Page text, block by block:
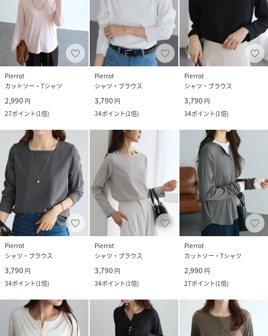
Pierrot
カットソー・Tシャツ
2,990 円
27ポイント(1倍)
Pierrot
シャツ・ブラウス
3,790 円
34ポイント(1倍)
Pierrot
シャツ・ブラウス
3,790 円
34ポイント(1倍)
Pierrot
シャツ・ブラウス
3,790 円
34ポイント(1倍)
Pierrot
シャツ・ブラウス
3,790 円
34ポイント(1倍)
Pierrot
カットソー・Tシャツ
2,990 円
27ポイント(1倍)